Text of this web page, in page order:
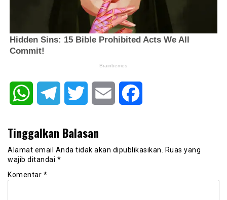
WhatsAppTelegram Twitter Email
Tinggalkan Balasan
Alamat email Anda tidak akan dipublikasikan.
Ruas yang
wajib ditandai *
Komentar *